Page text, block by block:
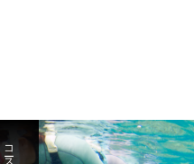
コース一覧